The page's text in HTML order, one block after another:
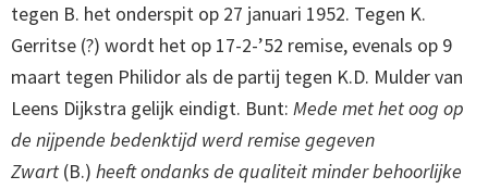
tegen B. het onderspit op 27 januari 1952. Tegen K.
Gerritse (?) wordt het op 17-2-’52 remise, evenals op 9
maart tegen Philidor als de partij tegen K.D. Mulder van
Leens Dijkstra gelijk eindigt. Bunt: Mede met het oog op
de nijpende bedenktijd werd remise gegeven
Zwart (B.) heeft ondanks de qualiteit minder behoorlijke